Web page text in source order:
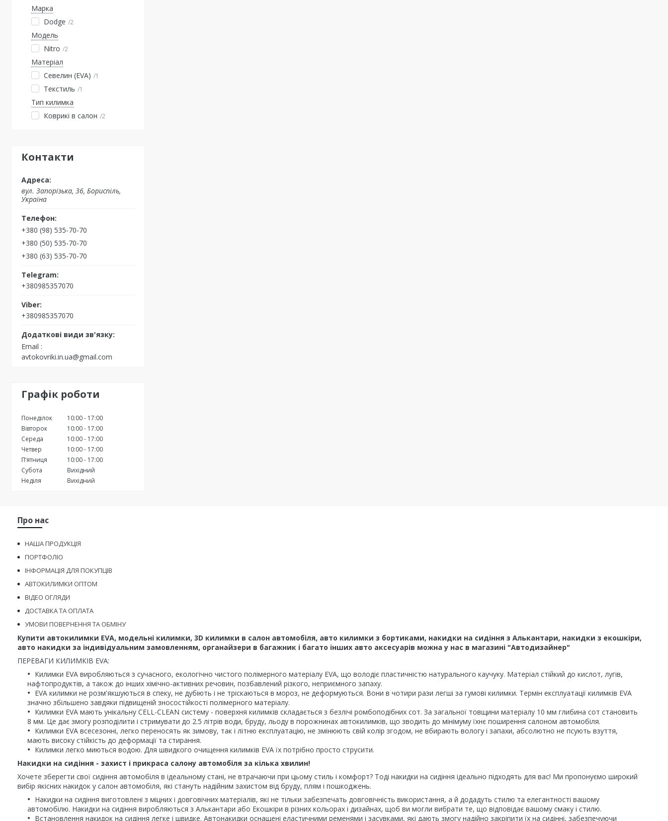
Марка
Dodge 2
Модель
Nitro 2
Матеріал
Севелин (EVA)
1
Текстиль 1
Тип килимка
Коврикі в салон 2
Контакти
вул. Запорізька, 36, Бориспіль,
Україна
+380 (98) 535-70-70
+380 (50) 535-70-70
+380 (63) 535-70-70
+380985357070
+380985357070
Email
avtokovriki.in.ua@gmail.com
Графік роботи
Понеділок 10:00
17:00
Вівторок
10:00
17:00
Середа
10:00
17:00
Четвер
10:00
17:00
Пʼятниця
10:00
17:00
Субота
Вихідний
Неділя
Вихідний
Про нас
НАША ПРОДУКЦІЯ
ПОРТФОЛІО
ІНФОРМАЦІЯ ДЛЯ ПОКУПЦІВ
АВТОКИЛИМКИ ОПТОМ
ВІДЕО ОГЛЯДИ
ДОСТАВКА ТА ОПЛАТА
УМОВИ ПОВЕРНЕННЯ ТА ОБМІНУ
Купити автокилимки EVA, модельні килимки, 3D килимки в салон автомобіля, авто килимки з бортиками, накидки на сидіння з Алькантари, накидки з екошкіри,
авто накидки за індивідуальним замовленням, органайзери в багажник і багато інших авто аксесуарів можна у нас в магазині "Автодизайнер"
ПЕРЕВАГИ КИЛИМКІВ EVA:
Килимки EVA виробляються з сучасного, екологічно чистого полімерного матеріалу EVA, що володіє пластичністю натурального каучуку. Матеріал стійкий до кислот, лугів,
нафтопродуктів, а також до інших хімічно-активних речовин, позбавлений різкого, неприємного запаху.
EVA килимки не розм'якшуються в спеку, не дубіють і не тріскаються в мороз, не деформуються. Вони в чотири рази легші за гумові килимки. Термін експлуатації килимків EVA
значно збільшено завдяки підвищеній зносостійкості полімерного матеріалу.
Килимки EVA мають унікальну CELL-CLEAN систему - поверхня килимків складається з безлічі ромбоподібних сот. За загальної товщини матеріалу 10 мм глибина сот становить
8 мм. Це дає змогу розподілити і стримувати до 2.5 літрів води, бруду, льоду в порожнинах автокилимків, що зводить до мінімуму їхнє поширення салоном автомобіля.
Килимки EVA всесезонні, легко переносять як зимову, так і літню експлуатацію, не змінюють свій колір згодом, не вбирають вологу і запахи, абсолютно не псують взуття,
мають високу стійкість до деформації та стирання.
Килимки легко миються водою. Для швидкого очищення килимків EVA їх потрібно просто струсити.
Накидки на сидіння - захист і прикраса салону автомобіля за кілька хвилин!
Хочете зберегти свої сидіння автомобіля в ідеальному стані, не втрачаючи при цьому стиль і комфорт? Тоді накидки на сидіння ідеально підходять для вас! Ми пропонуємо широкий
вибір якісних накидок у салон автомобіля, які стануть надійним захистом від бруду, плям і пошкоджень.
Накидки на сидіння виготовлені з міцних і довговічних матеріалів, які не тільки забезпечать довговічність використання, а й додадуть стилю та елегантності вашому
автомобілю. Накидки на сидіння виробляються з Алькантари або Екошкіри в різних кольорах і дизайнах, щоб ви могли вибрати те, що відповідає вашому смаку і стилю.
Встановлення накидок на сидіння легке і швидке. Автонакидки оснащені еластичними ременями і засувками, які дають змогу надійно закріпити їх на сидінні, забезпечуючи